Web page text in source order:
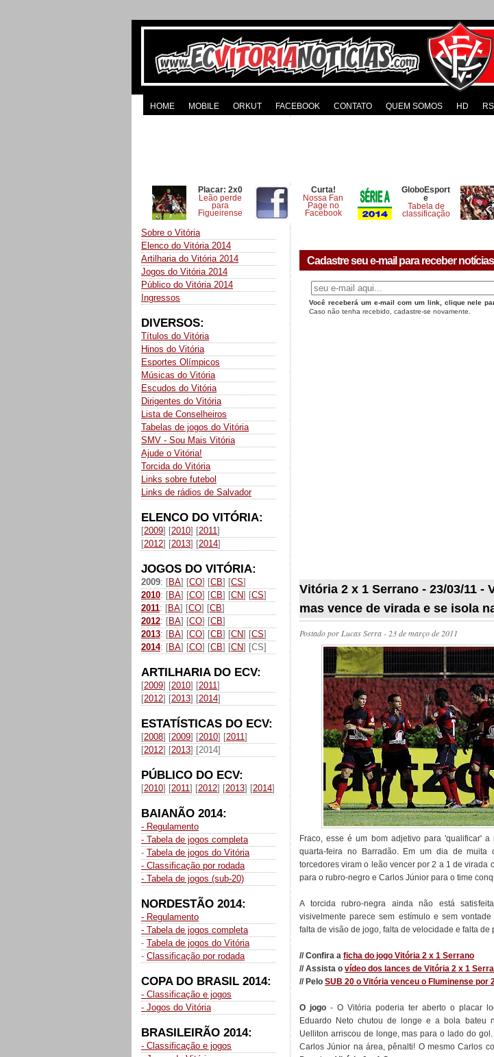
HOME MOBILE ORKUT FACEBOOK CONTATO QUEM SOMOS HD
Placar: 2x0
Leão perde
para
Figueirense
Curta!
Nossa Fan
Page no
Facebook
GloboEsport
e
Tabela de
classificação
Sobre o Vitória
Elenco do Vitória 2014
Artilharia do Vitória 2014
Jogos do Vitória 2014
Público do Vitória 2014
Ingressos
DIVERSOS:
Títulos do Vitória
Hinos do Vitória
Esportes Olímpicos
Músicas do Vitória
Escudos do Vitória
Dirigentes do Vitória
Lista de Conselheiros
Tabelas de jogos do Vitória
SMV - Sou Mais Vitória
Ajude o Vitória!
Torcida do Vitória
Links sobre futebol
Links de rádios de Salvador
ELENCO DO VITÓRIA:
[2009] [2010] [2011]
[2012] [2013] [2014]
JOGOS DO VITÓRIA:
2009: [BA] [CO] [CB] [CS]
2010: [BA] [CO] [CB] [CN] [CS]
2011: [BA] [CO] [CB]
2012: [BA] [CO] [CB]
2013: [BA] [CO] [CB] [CN] [CS]
2014: [BA] [CO] [CB] [CN] [CS]
ARTILHARIA DO ECV:
[2009] [2010] [2011]
[2012] [2013] [2014]
ESTATÍSTICAS DO ECV:
[2008] [2009] [2010] [2011]
[2012] [2013] [2014]
PÚBLICO DO ECV:
[2010] [2011] [2012] [2013] [2014]
BAIANÃO 2014:
- Regulamento
- Tabela de jogos completa
- Tabela de jogos do Vitória
- Classificação por rodada
- Tabela de jogos (sub-20)
NORDESTÃO 2014:
- Regulamento
- Tabela de jogos completa
- Tabela de jogos do Vitória
- Classificação por rodada
COPA DO BRASIL 2014:
- Classificação e jogos
- Jogos do Vitória
BRASILEIRÃO 2014:
- Classificação e jogos
Cadastre seu e-mail para receber
Você receberá um e-mail com um link, clique nele
Caso não tenha recebido, cadastre-se novamente.
Vitória 2 x 1 Serrano - 23/03/11 -
mas vence de virada e se isola
Postado porLucas Serra- 23 de março de 2011
Fraco, esse é um bom adjetivo para 'qualificar'
quarta-feira no Barradão. Em um dia de muita
torcedores viram o leão vencer por 2 a 1 de virada
para o rubro-negro e Carlos Júnior para o time
A torcida rubro-negra ainda não está
visivelmente parece sem estímulo e sem
falta de visão de jogo, falta de velocidade e falta de
// Confira a ficha do jogo Vitória 2 x 1 Serrano
// Assista o vídeo dos lances de Vitória 2 x 1
// Pelo SUB 20 o Vitória venceu o Fluminense por
O jogo - O Vitória poderia ter aberto o placar
Eduardo Neto chutou de longe e a bola bateu
Uelliton arriscou de longe, mas para o lado do
Carlos Júnior na área, pênalti! O mesmo Carlos